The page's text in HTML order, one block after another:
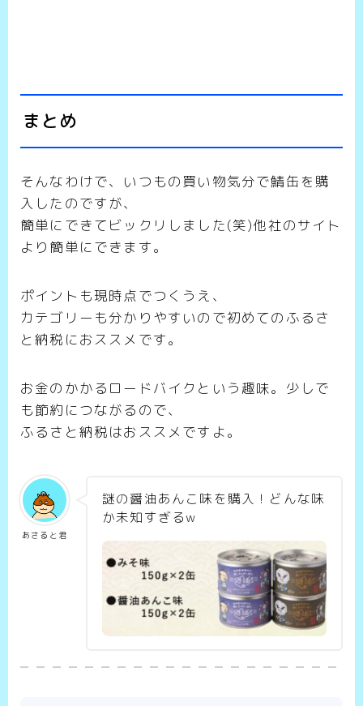
まとめ
そんなわけで、いつもの買い物気分で鯖缶を購
入したのですが、
簡単にできてビックリしました(笑)他社のサイト
より簡単にできます。
ポイントも現時点でつくうえ、
カテゴリーも分かりやすいので初めてのふるさ
と納税におススメです。
お金のかかるロードバイクという趣味。少しで
も節約につながるので、
ふるさと納税はおススメですよ。
あさると君
謎の醤油あんこ味を購入！どんな味
か未知すぎるw